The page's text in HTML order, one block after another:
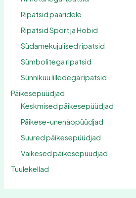
Ripatsid paaridele
Ripatsid Sport ja Hobid
Südamekujulised ripatsid
Sümbolitega ripatsid
Sünnikuu lilledega ripatsid
Päikesepüüdjad
Keskmised päikesepüüdjad
Päikese-unenäopüüdjad
Suured päikesepüüdjad
Väikesed päikesepüüdjad
Tuulekellad